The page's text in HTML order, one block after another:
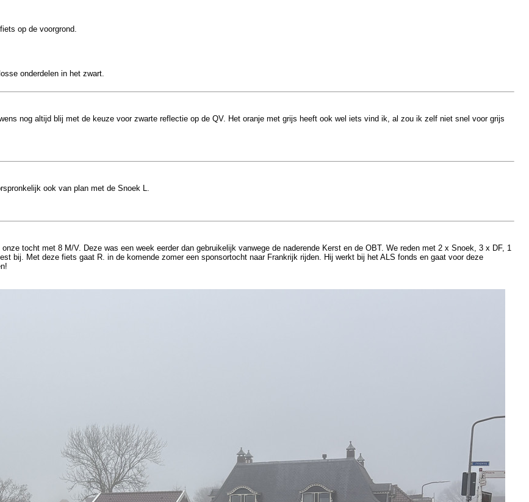
op de voorgrond.
onderdelen in het zwart.
nog altijd blij met de keuze voor zwarte reflectie op de QV. Het oranje met grijs heeft ook wel iets vind ik, al zou ik zelf niet snel voor grijs
ook van plan met de Snoek L.
tocht met 8 M/V. Deze was een week eerder dan gebruikelijk vanwege de naderende Kerst en de OBT. We reden met 2 x Snoek, 3 x DF, 1
bij. Met deze fiets gaat R. in de komende zomer een sponsortocht naar Frankrijk rijden. Hij werkt bij het ALS fonds en gaat voor deze